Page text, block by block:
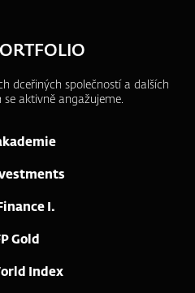
dceřiných společností a dalších
se aktivně angažujeme.
I.
Gold
Index